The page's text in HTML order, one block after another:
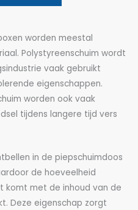
worden meestal
Polystyreenschuim wordt
vaak gebruikt
eigenschappen.
worden ook vaak
tijdens langere tijd vers
in de piepschuimdoos
de hoeveelheid
komt met de inhoud van de
Deze eigenschap zorgt